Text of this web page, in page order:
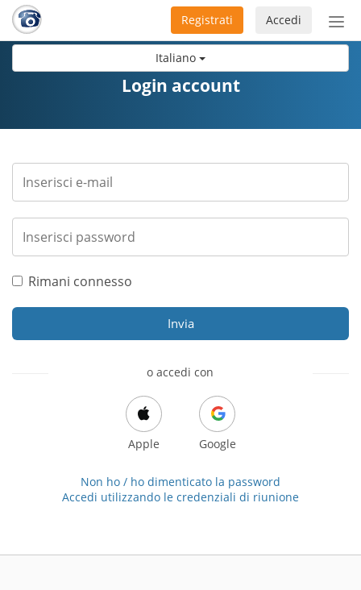
Italiano
Accedi
Registrati
Login account
Rimani connesso
Invia
o accedi con
Apple Google
Non ho / ho dimenticato la password
Accedi utilizzando le credenziali di riunione